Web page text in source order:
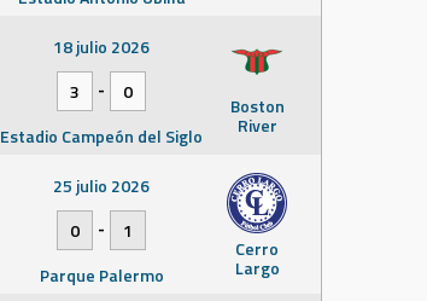
Boston
River
18 julio 2026
3
-
0
Estadio Campeón del Siglo
Cerro
Largo
25 julio 2026
0
-
1
Parque Palermo